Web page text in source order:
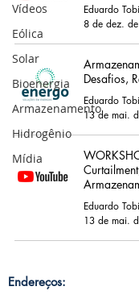
Vídeos
Eólica
Solar
Bioenergia
Armazenamento
Hidrogênio
Mídia
Eduardo
8 de dez.
Desafios,
Eduardo
13 de mai.
Eduardo
13 de mai.
Endereços: